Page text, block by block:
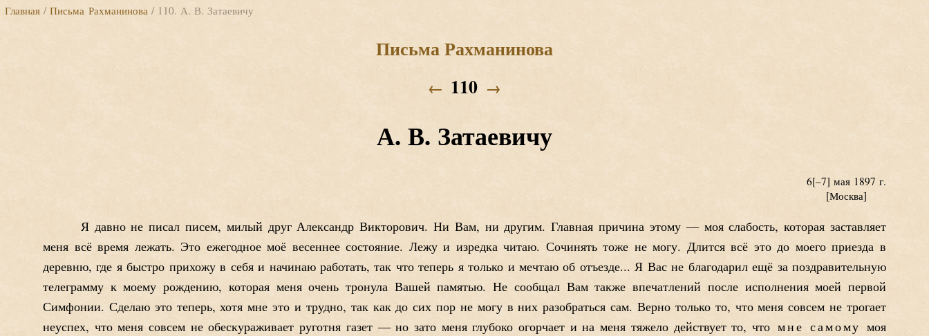
Главная /Письма Рахманинова/ 110. А. В. Затаевичу
Письма Рахманинова
← 110 →
А. В. Затаевичу
6 –7 мая 1897 г.
[Москва]
Я давно не писал писем, милый друг Александр Викторович. Ни Вам, ни другим. Главная причина этому — моя слабость, которая заставляет
меня всё время лежать. Это ежегодное моё весеннее состояние. Лежу и изредка читаю. Сочинять тоже не могу. Длится всё это до моего приезда в
деревню, где я быстро прихожу в себя и начинаю работать, так что теперь я только и мечтаю об отъезде... Я Вас не благодарил ещё за поздравительную
телеграмму к моему рождению, которая меня очень тронула Вашей памятью. Не сообщал Вам также впечатлений после исполнения моей первой
Симфонии. Сделаю это теперь, хотя мне это и трудно, так как до сих пор не могу в них разобраться сам. Верно только то, что меня совсем не трогает
неуспех, что меня совсем не обескураживает руготня газет — но зато меня глубоко огорчает и на меня тяжело действует то, что мне самому моя